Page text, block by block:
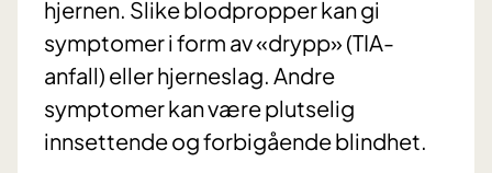
hjernen. Slike blodpropper kan gi
symptomer i form av «drypp» (TIA-
anfall) eller hjerneslag. Andre
symptomer kan være plutselig
innsettende og forbigående blindhet.